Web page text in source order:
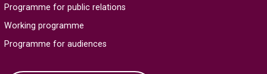
Programme for public relations
Working programme
Programme for audiences